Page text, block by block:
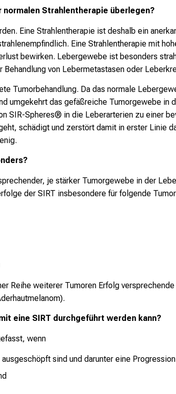
Strahlentherapie überlegen?
Eine Strahlentherapie ist deshalb ein
Eine Strahlentherapie mit
bewirken. Lebergewebe ist besonders
von Lebermetastasen oder
Tumorbehandlung. Da das normale
umgekehrt das gefäßreiche Tumorgewebe in
SIR-Spheres® in die Leberarterien zu einer
schädigt und zerstört damit in erster Linie
je stärker Tumorgewebe in der
der SIRT insbesondere für folgende
Reihe weiterer Tumoren Erfolg
eine SIRT durchgeführt werden kann?
wenn
sind und darunter eine